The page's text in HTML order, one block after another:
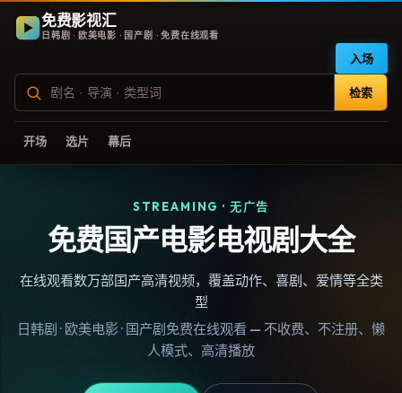
免费影视汇
日韩剧 · 欧美电影 · 国产剧 · 免费在线观看
检索
入场
开场 选片 幕后
STREAMING · 无广告
免费国产电影电视剧大全
在线观看数万部国产高清视频，覆盖动作、喜剧、爱情等全类
型
日韩剧 · 欧美电影 · 国产剧免费在线观看 — 不收费、不注册、懒
人模式、高清播放